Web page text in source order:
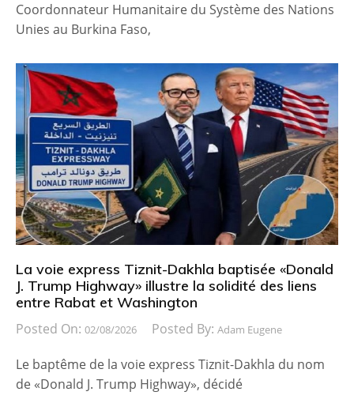
Coordonnateur Humanitaire du Système des Nations
Unies au Burkina Faso,
La voie express Tiznit-Dakhla baptisée «Donald
J. Trump Highway» illustre la solidité des liens
entre Rabat et Washington
Posted On: 02/08/2026 Posted By: Adam Eugene
Le baptême de la voie express Tiznit-Dakhla du nom
de «Donald J. Trump Highway», décidé